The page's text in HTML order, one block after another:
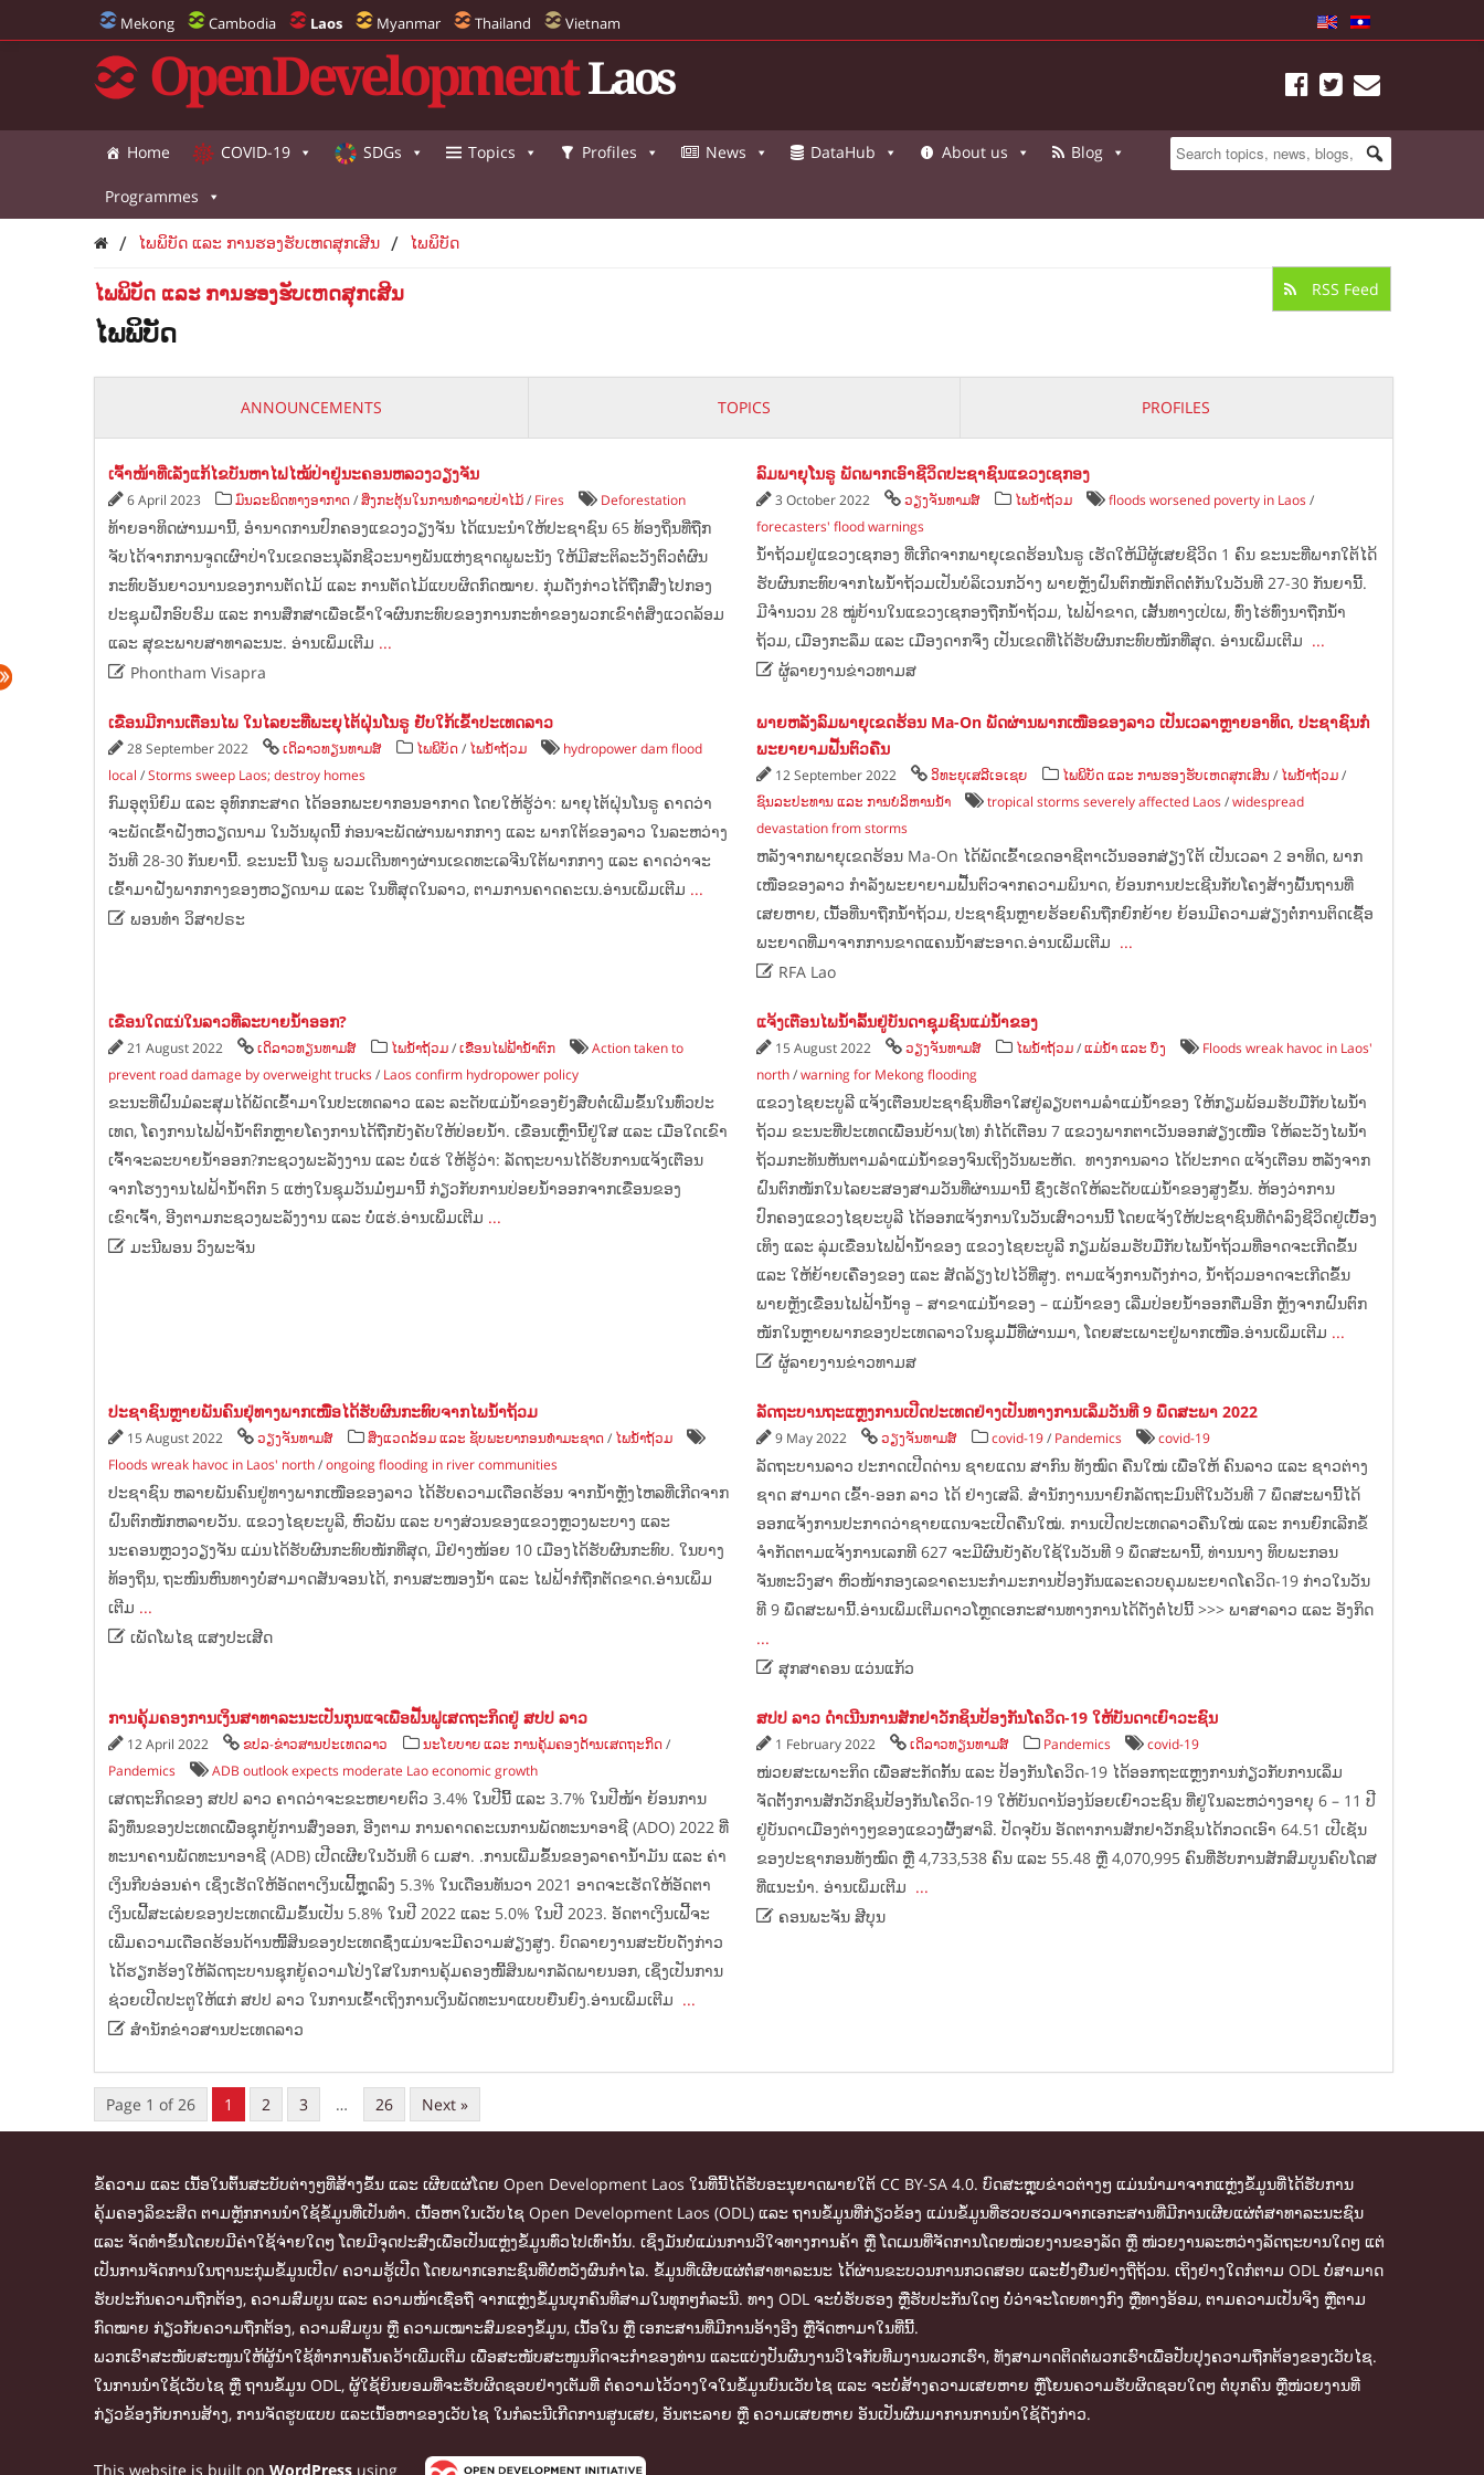
Mekong Cambodia Laos Myanmar Thailand Vietnam
OpenDevelopment Laos
Home COVID-19 SDGs Topics Profiles News DataHub About us Blog
Programmes
/ ໄພພິບັດ ແລະ ການຮອງຮັບເຫດສຸກເສີນ / ໄພພິບັດ
ໄພພິບັດ ແລະ ການຮອງຮັບເຫດສຸກເສີນ
ໄພພິບັດ
RSS Feed
ANNOUNCEMENTS TOPICS PROFILES
ເຈົ້າໜ້າທີ່ເລັ່ງແກ້ໄຂບັນຫາໄຟໄໝ້ປ່າຢູ່ນະຄອນຫລວງວຽງຈັນ
6 April 2023 ມົນລະພິດທາງອາກາດ/ສິ່ງກະຕຸ້ນໃນການທຳລາຍປ່າໄມ້/ Fires Deforestation
ທ້າຍອາທິດຜ່ານມານີ້, ອຳນາດການປົກຄອງແຂວງວຽງຈັນ ໄດ້ແນະນຳໃຫ້ປະຊາຊົນ 65 ທ້ອງຖິ່ນທີ່ຖືກ
ຈັບໄດ້ຈາກການຈູດເຜົາປ່າໃນເຂດອະນຸລັກຊີວະນາໆພັນແຫ່ງຊາດພູພະນັງ ໃຫ້ມີສະຕິລະວັງຕົວຕໍ່ຜົນ
ກະທົບອັນຍາວນານຂອງການຕັດໄມ້ ແລະ ການຕັດໄມ້ແບບຜິດກົດໝາຍ. ກຸ່ມດັ່ງກ່າວໄດ້ຖືກສົ່ງໄປກອງ
ປະຊຸມຝຶກອົບຮົມ ແລະ ການສຶກສາເພື່ອເຂົ້າໃຈຜົນກະທົບຂອງການກະທໍາຂອງພວກເຂົາຕໍ່ສິ່ງແວດລ້ອມ
ແລະ ສຸຂະພາບສາທາລະນະ. ອ່ານເພິ່ມເຕີມ ...
Phontham Visapra
ລົມພາຍຸໂນຣູ ພັດພາກເອົາຊີວິດປະຊາຊົນແຂວງເຊກອງ
3 October 2022 ວຽງຈັນທາມສ໌ ໄພນ້ຳຖ້ວມ floods worsened poverty in Laos/
forecasters' flood warnings
ນໍ້າຖ້ວມຢູ່ແຂວງເຊກອງ ທີ່ເກີດຈາກພາຍຸເຂດຮ້ອນໂນຣູ ເຮັດໃຫ້ມີຜູ້ເສຍຊີວິດ 1 ຄົນ ຂະນະທີ່ພາກໃຕ້ໄດ້
ຮັບຜົນກະທົບຈາກໄພນໍ້າຖ້ວມເປັນບໍລິເວນກວ້າງ ພາຍຫຼັງຝົນຕົກໜັກຕິດຕໍ່ກັນໃນວັນທີ 27-30 ກັນຍານີ້.
ມີຈຳນວນ 28 ໝູ່ບ້ານໃນແຂວງເຊກອງຖືກນໍ້າຖ້ວມ, ໄຟຟ້າຂາດ, ເສັ້ນທາງເປ່ເພ, ທົ່ງໄຮ່ທົ່ງນາຖືກນໍ້າ
ຖ້ວມ, ເມືອງກະລຶມ ແລະ ເມືອງດາກຈຶງ ເປັນເຂດທີ່ໄດ້ຮັບຜົນກະທົບໜັກທີ່ສຸດ. ອ່ານເພິ່ມເຕີມ ...
 ຜູ້ລາຍງານຂ່າວທາມສ
ເຂື່ອນມີການເຕືອນໄພ ໃນໄລຍະທີ່ພະຍຸໄຕ້ຝຸ່ນໂນຣູ ຢັບໃກ້ເຂົ້າປະເທດລາວ
28 September 2022 ເດິລາວທຽນທາມສ໌ ໄພພິບັດ/ ໄພນ້ຳຖ້ວມ
hydropower dam flood
local /Storms sweep Laos; destroy homes
ກົມອຸຕຸນິຍົມ ແລະ ອຸທົກກະສາດ ໄດ້ອອກພະຍາກອນອາກາດ ໂດຍໃຫ້ຮູ້ວ່າ: ພາຍຸໄຕ້ຝຸ່ນໂນຣູ ຄາດວ່າ
ຈະພັດເຂົ້າຝັ່ງຫວຽດນາມ ໃນວັນພຸດນີ້ ກ່ອນຈະພັດຜ່ານພາກກາງ ແລະ ພາກໃຕ້ຂອງລາວ ໃນລະຫວ່າງ
ວັນທີ 28-30 ກັນຍານີ້. ຂະນະ​ນີ້ ​ໂນ​ຣູ ພວມ​ເດີນ​ທາງ​ຜ່ານ​ເຂດ​ທະ​ເລ​ຈີນ​ໃຕ້​ພາກ​ກາງ ​ແລະ ຄາດ​ວ່າ​ຈະ​
ເຂົ້າ​ມາ​ຝັ່ງ​ພາກ​ກາງ​ຂອງ​ຫວຽດນາມ ​ແລະ ​ໃນ​ທີ່​ສຸດ​ໃນ​ລາວ, ຕາມ​ການ​ຄາດ​ຄະ​ເນ.ອ່ານເພິ່ມເຕີມ ...
ພອນທຳ ວິສາປຣະ
ພາຍຫລັງລົມພາຍຸເຂດຮ້ອນ Ma-On ພັດຜ່ານພາກເໜືອຂອງລາວ ເປັນເວລາຫຼາຍອາທິດ, ປະຊາຊົນກໍ
ພະຍາຍາມຟື້ນຕົວຄືນ
12 September 2022 ວິທະຍຸເສລີເອເຊຍ ໄພພິບັດ ແລະ ການຮອງຮັບເຫດສຸກເສີນ/ ໄພນ້ຳຖ້ວມ/
ຊົນລະປະທານ ແລະ ການບໍລິຫານນ້ຳ
tropical storms severely affected Laos/widespread
devastation from storms
ຫລັງຈາກພາຍຸເຂດຮ້ອນ Ma-On ໄດ້ພັດເຂົ້າເຂດອາຊີຕາເວັນອອກສ່ຽງໃຕ້ ເປັນເວລາ 2 ອາທິດ, ພາກ
ເໜືອຂອງລາວ ກໍາລັງພະຍາຍາມຟື້ນຕົວຈາກຄວາມພິນາດ, ຍ້ອນການປະເຊີນກັບໂຄງສ້າງພື້ນຖານທີ່
ເສຍຫາຍ, ເນື້ອທີ່ນາຖືກນໍ້າຖ້ວມ, ປະຊາຊົນຫຼາຍຮ້ອຍຄົນຖືກຍົກຍ້າຍ ຍ້ອນມີຄວາມສ່ຽງຕໍ່ການຕິດເຊື້ອ
ພະຍາດທີ່ມາຈາກການຂາດແຄນນໍ້າສະອາດ.ອ່ານເພິ່ມເຕີມ ...
 RFA Lao
ເຂື່ອນໃດແນ່ໃນລາວທີ່ລະບາຍນ້ຳອອກ?
21 August 2022 ເດິລາວທຽນທາມສ໌ ໄພນ້ຳຖ້ວມ/ເຂື່ອນໄຟຟ້ານ້ຳຕົກ
Action taken to
prevent road damage by overweight trucks/ Laos confirm hydropower policy
ຂະນະ​ທີ່​ຝົນ​ມໍ​ລະ​ສຸມ​ໄດ້​ພັດ​ເຂົ້າ​ມາ​ໃນ​ປະ​ເທດ​ລາວ ​ແລະ ລະດັບ​ແມ່ນ້ຳຂອງ​ຍັງ​ສືບ​ຕໍ່​ເພີ່ມ​ຂຶ້ນ​ໃນ​ທົ່ວ​ປະ​
ເທດ, ​ໂຄງການ​ໄຟຟ້າ​ນ້ຳຕົກ​ຫຼາຍ​ໂຄງການ​ໄດ້​ຖືກ​ບັງຄັບ​ໃຫ້​ປ່ອຍ​ນ້ຳ. ເຂື່ອນ​ເຫຼົ່າ​ນີ້​ຢູ່​ໃສ ແລະ ​ເມື່ອ​ໃດ​ເຂົາ​
ເຈົ້າ​ຈະລະບາຍ​ນ້ຳອອກ?ກະຊວງພະລັງງານ ແລະ ບໍ່ແຮ່ ໃຫ້ຮູ້ວ່າ: ລັດຖະບານໄດ້ຮັບການແຈ້ງເຕືອນ
ຈາກໂຮງງານໄຟຟ້ານ້ຳຕົກ 5 ແຫ່ງໃນຊຸມວັນມໍ່ໆມານີ້ ກ່ຽວກັບການປ່ອຍນ້ຳອອກຈາກເຂື່ອນຂອງ
ເຂົາເຈົ້າ, ອີງຕາມກະຊວງພະລັງງານ ແລະ ບໍ່ແຮ່.ອ່ານເພິ່ມເຕີມ ...
ມະນີພອນ ວົງພະຈັນ
ແຈ້ງເຕືອນໄພນ້ຳລົ້ນຢູ່ບັນດາຊຸມຊົນແມ່ນ້ຳຂອງ
15 August 2022 ວຽງຈັນທາມສ໌ ໄພນ້ຳຖ້ວມ/ແມ່ນ້ຳ ແລະ ບຶງ
Floods wreak havoc in Laos'
north/warning for Mekong flooding
ແຂວງໄຊຍະບູລີ ແຈ້ງເຕືອນປະຊາຊົນທີ່ອາໃສຢູ່ລຽບຕາມລຳແມ່ນ້ຳຂອງ ໃຫ້ກຽມພ້ອມຮັບມືກັບໄພນໍ້າ
ຖ້ວມ ຂະນະທີ່ປະເທດເພື່ອນບ້ານ(ໄທ) ກໍໄດ້ເຕືອນ 7 ແຂວງພາກຕາເວັນອອກສ່ຽງເໜືອ ໃຫ້ລະວັງໄພນໍ້າ
ຖ້ວມກະທັນຫັນຕາມລຳແມ່ນ້ຳຂອງຈົນເຖິງວັນພະຫັດ. ທາງການລາວ ໄດ້ປະກາດ ແຈ້ງເຕືອນ ຫລັງຈາກ
ຝົນຕົກໜັກໃນໄລຍະສອງສາມວັນທີ່ຜ່ານມານີ້ ຊຶ່ງເຮັດໃຫ້ລະດັບແມ່ນໍ້າຂອງສູງຂຶ້ນ. ຫ້ອງວ່າການ
ປົກຄອງແຂວງໄຊຍະບູລີ ໄດ້ອອກແຈ້ງການໃນວັນເສົາວານນີ້ ໂດຍແຈ້ງໃຫ້ປະຊາຊົນທີ່ດຳລົງຊີວິດຢູ່ເບື້ຶອງ
ເທິງ ແລະ ລຸ່ມເຂື່ອນໄຟຟ້ານ້ຳຂອງ ແຂວງໄຊຍະບູລີ ກຽມພ້ອມຮັບມືກັບໄພນໍ້າຖ້ວມທີ່ອາດຈະເກີດຂຶ້ນ
ແລະ ໃຫ້ຍ້າຍເຄື່ອງຂອງ ແລະ ສັດລ້ຽງໄປໄວ້ທີ່ສູງ. ຕາມແຈ້ງການດັ່ງກ່າວ, ນ້ຳຖ້ວມອາດຈະເກີດຂຶ້ນ
ພາຍຫຼັງເຂື່ອນໄຟຟ້ານ້ຳອູ – ສາຂາແມ່ນ້ຳຂອງ – ແມ່ນ້ຳຂອງ ເລີ່ມປ່ອຍນ້ຳອອກຕື່ມອີກ ຫຼັງຈາກຝົນຕົກ
ໜັກໃນຫຼາຍພາກຂອງປະເທດລາວໃນຊຸມມື້ທີ່ຜ່ານມາ, ໂດຍສະເພາະຢູ່ພາກເໜືອ.ອ່ານເພິ່ມເຕີມ ...
 ຜູ້ລາຍງານຂ່າວທາມສ
ປະຊາຊົນຫຼາຍພັນຄົນຢຸ່ທາງພາກເໜືຶອໄດ້ຮັບຜົນກະທົບຈາກໄພນ້ຳຖ້ວມ
15 August 2022 ວຽງຈັນທາມສ໌ ສິ່ງແວດລ້ອມ ແລະ ຊັບພະຍາກອນທຳມະຊາດ/ ໄພນ້ຳຖ້ວມ
Floods wreak havoc in Laos' north/ongoing flooding in river communities
ປະຊາຊົນ ຫລາຍພັນຄົນຢູ່ທາງພາກເໜືອຂອງລາວ ໄດ້ຮັບຄວາມເດືອດຮ້ອນ ຈາກນ້ຳຫຼັ່ງໄຫລທີ່ເກີດຈາກ
ຝົນຕົກໜັກຫລາຍວັນ. ແຂວງໄຊຍະບູລີ, ຫົວພັນ ແລະ ບາງສ່ວນຂອງແຂວງຫຼວງພະບາງ ແລະ
ນະຄອນຫຼວງວຽງຈັນ ແມ່ນໄດ້ຮັບຜົນກະທົບໜັກທີ່ສຸດ, ມີຢ່າງໜ້ອຍ 10 ເມືອງໄດ້ຮັບຜົນກະທົບ. ​ໃນ​ບາງ​
ທ້ອງ​ຖິ່ນ, ຖະໜົນ​ຫົນທາງ​ບໍ່​ສາມາດສັນຈອນໄດ້, ການ​ສະໜອງ​ນ້ຳ ​ແລະ ​ໄຟຟ້າກໍ​ຖືກ​ຕັດຂາດ.ອ່ານເພິ່ມ
ເຕີມ ...
ເພັດໂພໄຊ ແສງປະເສີດ
ລັດຖະບານຖະແຫຼງການເປີດປະເທດຢ່າງເປັນທາງການເລິ່ມວັນທີ 9 ພຶດສະພາ 2022
9 May 2022 ວຽງຈັນທາມສ໌ covid-19/ Pandemics covid-19
ລັດຖະບານລາວ ປະກາດເປີດດ່ານ ຊາຍແດນ ສາກົນ ທັງໝົດ ຄືນໃໝ່ ເພື່ອໃຫ້ ຄົນລາວ ແລະ ຊາວຕ່າງ
ຊາດ ສາມາດ ເຂົ້າ-ອອກ ລາວ ໄດ້ ຢ່າງເສລີ. ສຳ​ນັກ​ງານ​ນາ​ຍົກ​ລັດ​ຖະ​ມົນ​ຕີ​ໃນ​ວັນ​ທີ 7 ພຶດ​ສະ​ພາ​ນີ້​ໄດ້​
ອອກ​ແຈ້ງ​ການ​ປະ​ກາດ​ວ່າ​ຊາຍ​ແດນ​ຈະ​ເປີດ​ຄືນ​ໃໝ່. ການ​ເປີດ​ປະ​ເທດ​ລາວ​ຄືນ​ໃໝ່​ ແລະ​ ການ​ຍົກ​ເລີກ​ຂໍ້​
ຈຳກັດ​ຕາມ​ແຈ້ງ​ການ​ເລກທີ 627 ຈະ​ມີ​ຜົນ​ບັງຄັບ​ໃຊ້​ໃນ​ວັນ​ທີ 9 ພຶດສະພາ​ນີ້, ທ່ານ​ນາງ ທິບ​ພະ​ກອນ
ຈັນທະ​ວົງສາ ຫົວໜ້າ​ກອງ​ເລຂາ​ຄະນະ​ກຳມະການ​ປ້ອງ​ກັນ​ແລະ​ຄວບ​ຄຸມ​ພະຍາດ​ໂຄ​ວິດ-19 ກ່າວ​ໃນ​ວັນ​
ທີ 9 ພຶດສະພາ​ນີ້.ອ່ານເພິ່ມເຕີມດາວໂຫຼດເອກະສານທາງການໄດ້ດັ່ງຕໍ່ໄປນີ້ >>> ພາສາລາວ ແລະ ອັງກິດ
...
 ສຸກສາຄອນ ແວ່ນແກ້ວ
ການ​ຄຸ້ມ​ຄອງ​ການ​ເງິນ​ສາ​ທາ​ລະ​ນະ​ເປັນ​ກຸນແຈ​ເພື່ອ​ຟື້ນ​ຟູ​ເສດ​ຖະ​ກິດ​ຢູ່ ສ​ປ​ປ ລາວ
12 April 2022 ຂປລ-ຂ່າວສານປະເທດລາວ ນະໂຍບາຍ ແລະ ການຄຸ້ມຄອງດ້ານເສດຖະກິດ/
Pandemics
ADB outlook expects moderate Lao economic growth
ເສດຖະກິດຂອງ ສປປ ລາວ ຄາດວ່າຈະຂະຫຍາຍຕົວ 3.4% ໃນປີນີ້ ແລະ 3.7% ໃນປີໜ້າ ຍ້ອນການ
ລົງທຶນຂອງປະເທດເພື່ອຊຸກຍູ້ການສົ່ງອອກ, ອີງຕາມ ການຄາດຄະເນການພັດທະນາອາຊີ (ADO) 2022 ທີ່
ທະນາຄານພັດທະນາອາຊີ (ADB) ເປີດເຜີຍໃນວັນທີ 6 ເມສາ. .ການເພີ່ມຂຶ້ນຂອງລາຄານໍ້າມັນ ແລະ ຄ່າ
ເງິນກີບອ່ອນຄ່າ ເຊິ່ງເຮັດໃຫ້ອັດຕາເງິນເຟີ້ຫຼຸດລົງ 5.3% ໃນເດືອນທັນວາ 2021 ອາດຈະເຮັດໃຫ້ອັດຕາ
ເງິນເຟີ້ສະເລ່ຍຂອງປະເທດເພີ່ມຂຶ້ນເປັນ 5.8% ໃນປີ 2022 ແລະ 5.0% ໃນປີ 2023. ອັດຕາເງິນເຟີ້ຈະ
ເພີ່ມຄວາມເດືອດຮ້ອນດ້ານໜີ້ສິນຂອງປະເທດຊຶ່ງແມ່ນຈະມີຄວາມສ່ຽງສູງ. ບົດ​ລາຍ​ງານສະບັບດັ່ງກ່າວ
ໄດ້​ຮຽກຮ້ອງ​ໃຫ້​ລັດຖະບານ​ຊຸກຍູ້​ຄວາມ​ໂປ່​ງ​ໃສ​ໃນ​ການ​ຄຸ້ມ​ຄອງ​ໜີ້​ສິນ​ພາກ​ລັດ​ພາຍ​ນອກ, ​ເຊິ່ງ​ເປັນ​ການ​
ຊ່ວຍ​ເປີດ​ປະຕູ​ໃຫ້​ແກ່ ສປປ ລາວ ​ໃນ​ການ​ເຂົ້າ​ເຖິງ​ການ​ເງິນ​ພັດທະນາ​ແບບ​ຍືນ​ຍົງ.ອ່ານເພິ່ມເຕີມ ...
ສຳນັກຂ່່າວສານປະເທດລາວ
ສປປ ລາວ ດຳເນີນການສັກຢາວັກຊິນປ້ອງກັນໂຄວິດ-19 ໃຫ້ບັນດາເຍົາວະຊົນ
1 February 2022 ເດິລາວທຽນທາມສ໌ Pandemics covid-19
ໜ່ວຍສະເພາະກິດ ເພື່ອສະກັດກັ້ນ ແລະ ປ້ອງກັນໂຄວິດ-19 ໄດ້ອອກຖະແຫຼງການກ່ຽວກັບການເລິ່ມ
ຈັດຕັ້ງການສັກວັກຊິນປ້ອງກັນໂຄວິດ-19 ໃຫ້ບັນດານ້ອງນ້ອຍເຍົາວະຊົນ ທີ່ຢູ່ໃນລະຫວ່າງອາຍຸ 6 – 11 ປີ
ຢູ່ບັນດາເມືອງຕ່າງໆຂອງແຂວງຜົ້ງສາລີ. ປັດຈຸບັນ ອັດຕາການສັກຢາວັກຊິນໄດ້ກວດເອົາ 64.51 ເປີເຊັນ
ຂອງປະຊາກອນທັງໝົດ ຫຼື 4,733,538 ຄົນ ແລະ 55.48 ຫຼື 4,070,995 ຄົນທີ່ຮັບການສັກສົມບູນຄົບໂດສ
ທີ່ແນະນຳ. ອ່ານເພິ່ມເຕີມ ...
 ຄອນພະຈັນ ສີບຸນ
Page 1 of 26 1 2 3 … 26 Next »
ຂໍ້ຄວາມ ແລະ ເນື້ອໃນຕົ້ນສະບັບຕ່າງໆທີ່ສ້າງຂຶ້ນ ແລະ ເຜີຍແຜ່ໂດຍ Open Development Laos ໃນທີ່ນີ້ໄດ້ຮັບອະນຸຍາດພາຍໃຕ້ CC BY-SA 4.0. ບົດສະຫຼຸບຂ່າວຕ່າງໆ ແມ່ນນຳມາຈາກແຫຼ່ງຂໍ້ມູນທີ່ໄດ້ຮັບການ
ຄຸ້ມຄອງລິຂະສິດ ຕາມຫຼັກການນຳໃຊ້ຂໍ້ມູນທີ່ເປັນທຳ. ເນື້ອຫາໃນເວັບໄຊ Open Development Laos (ODL) ແລະ ຖານຂໍ້ມູນທີ່ກ່ຽວຂ້ອງ ແມ່ນຂໍ້ມູນທີ່ຮວບຮວມຈາກເອກະສານທີ່ມີການເຜີຍແຜ່ຕໍ່ສາທາລະນະຊົນ
ແລະ ຈັດທຳຂຶ້ນໂດຍບມີຄ່າໃຊ້ຈ່າຍໃດໆ ໂດຍມີຈຸດປະສົງເພື່ອເປັນແຫຼ່ງຂໍ້ມູນທົ່ວໄປເທົ່ານັ້ນ. ເຊິ່ງມັນບໍ່ແມ່ນການວິໃຈທາງການຄ້າ ຫຼື ໂດເມນທີ່ຈັດການໂດຍໜ່ວຍງານຂອງລັດ ຫຼື ໜ່ວຍງານລະຫວ່າງລັດຖະບານໃດໆ ແຕ່
ເປັນການຈັດການໃນຖານະກຸ່ມຂໍ້ມູນເປີດ/ ຄວາມຮູ້ເປີດ ໂດຍພາກເອກະຊົນທີ່ບໍ່ຫວັງຜົນກຳໄລ. ຂໍ້ມູນທີ່ເຜີຍແຜ່ຕໍ່ສາທາລະນະ ໄດ້ຜ່ານຂະບວນການກວດສອບ ແລະຢັ້ງຢືນຢ່າງຖີ່ຖ້ວນ. ເຖິງຢ່າງໃດກໍຕາມ ODL ບໍ່ສາມາດ
ຮັບປະກັນຄວາມຖືກຕ້ອງ, ຄວາມສົມບູນ ແລະ ຄວາມໜ້າເຊື່ອຖື ຈາກແຫຼ່ງຂໍ້ມູນບຸກຄົນທີສາມໃນທຸກໆກໍລະນີ. ທາງ ODL ຈະບໍ່ຮັບຮອງ ຫຼືຮັບປະກັນໃດໆ ບໍ່ວ່າຈະໂດຍທາງກົງ ຫຼືທາງອ້ອມ, ຕາມຄວາມເປັນຈິງ ຫຼືຕາມ
ກົດໝາຍ ກ່ຽວກັບຄວາມຖືກຕ້ອງ, ຄວາມສົມບູນ ຫຼື ຄວາມເໝາະສົມຂອງຂໍ້ມູນ, ເນື້ອໃນ ຫຼື ເອກະສານທີ່ມີການອ້າງອີງ ຫຼືຈັດຫາມາໃນທີ່ນີ້.
ພວກເຮົາສະໜັບສະໜູນໃຫ້ຜູ້ນຳໃຊ້ທຳການຄົ້ນຄວ້າເພີ່ມເຕີມ ເພື່ອສະໜັບສະໜູນກິດຈະກຳຂອງທ່ານ ແລະແບ່ງປັນຜົນງານວິໄຈກັບທີມງານພວກເຮົາ, ທັງສາມາດຕິດຕໍ່ພວກເຮົາເພື່ອປັບປຸງຄວາມຖືກຕ້ອງຂອງເວັບໄຊ.
ໃນການນຳໃຊ້ເວັບໄຊ ຫຼື ຖານຂໍ້ມູນ ODL, ຜູ້ໃຊ້ຍິນຍອມທີ່ຈະຮັບຜິດຊອບຢ່າງເຕັມທີ່ ຕໍ່ຄວາມໄວ້ວາງໃຈໃນຂໍ້ມູນບົນເວັບໄຊ ແລະ ຈະບໍ່ສ້າງຄວາມເສຍຫາຍ ຫຼືໂຍນຄວາມຮັບຜິດຊອບໃດໆ ຕໍ່ບຸກຄົນ ຫຼືໜ່ວຍງານທີ່
ກ່ຽວຂ້ອງກັບການສ້າງ, ການຈັດຮູບແບບ ແລະເນື້ອຫາຂອງເວັບໄຊ ໃນກໍລະນີເກີດການສູນເສຍ, ອັນຕະລາຍ ຫຼື ຄວາມເສຍຫາຍ ອັນເປັນຜົນມາການການນຳໃຊ້ດັ່ງກ່າວ.
This website is built on WordPressusing